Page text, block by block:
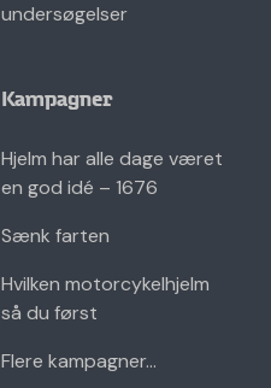
undersøgelser
Kampagner
Hjelm har alle dage været
en god idé – 1676
Sænk farten
Hvilken motorcykelhjelm
så du først
Flere kampagner...